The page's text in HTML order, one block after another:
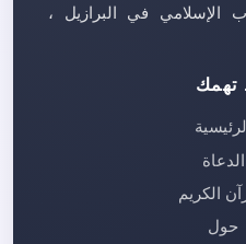
الإسلامي في البرازيل ،
تهمك
الدعاة
الكريم
حول